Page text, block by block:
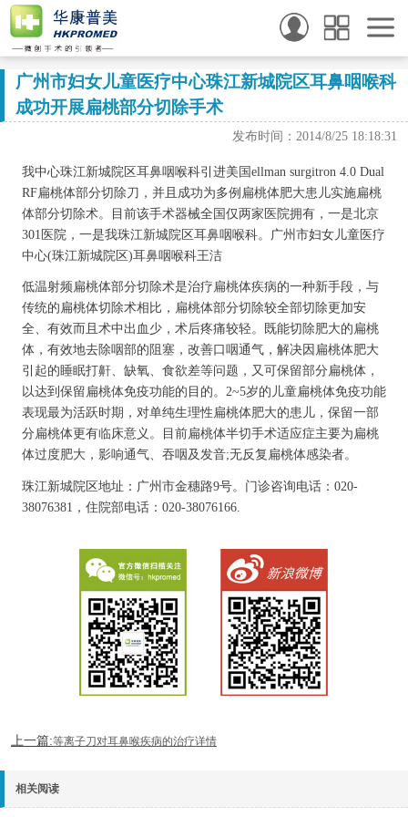
广州市妇女儿童医疗中心珠江新城院区耳鼻咽喉科
成功开展扁桃部分切除手术
发布时间：2014/8/25 18:18:31
我中心珠江新城院区耳鼻咽喉科引进美国ellman surgitron 4.0 Dual
RF扁桃体部分切除刀，并且成功为多例扁桃体肥大患儿实施扁桃
体部分切除术。目前该手术器械全国仅两家医院拥有，一是北京
301医院，一是我珠江新城院区耳鼻咽喉科。广州市妇女儿童医疗
中心(珠江新城院区)耳鼻咽喉科王洁
低温射频扁桃体部分切除术是治疗扁桃体疾病的一种新手段，与
传统的扁桃体切除术相比，扁桃体部分切除较全部切除更加安
全、有效而且术中出血少，术后疼痛较轻。既能切除肥大的扁桃
体，有效地去除咽部的阻塞，改善口咽通气，解决因扁桃体肥大
引起的睡眠打鼾、缺氧、食欲差等问题，又可保留部分扁桃体，
以达到保留扁桃体免疫功能的目的。2~5岁的儿童扁桃体免疫功能
表现最为活跃时期，对单纯生理性扁桃体肥大的患儿，保留一部
分扁桃体更有临床意义。目前扁桃体半切手术适应症主要为扁桃
体过度肥大，影响通气、吞咽及发音;无反复扁桃体感染者。
珠江新城院区地址：广州市金穗路9号。门诊咨询电话：020-
38076381，住院部电话：020-38076166.
上一篇:等离子刀对耳鼻喉疾病的治疗详情
相关阅读